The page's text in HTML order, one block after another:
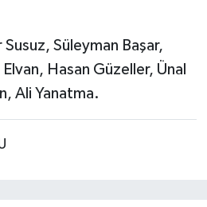
Susuz, Süleyman Başar,
Hasan Güzeller, Ünal
Ali Yanatma.